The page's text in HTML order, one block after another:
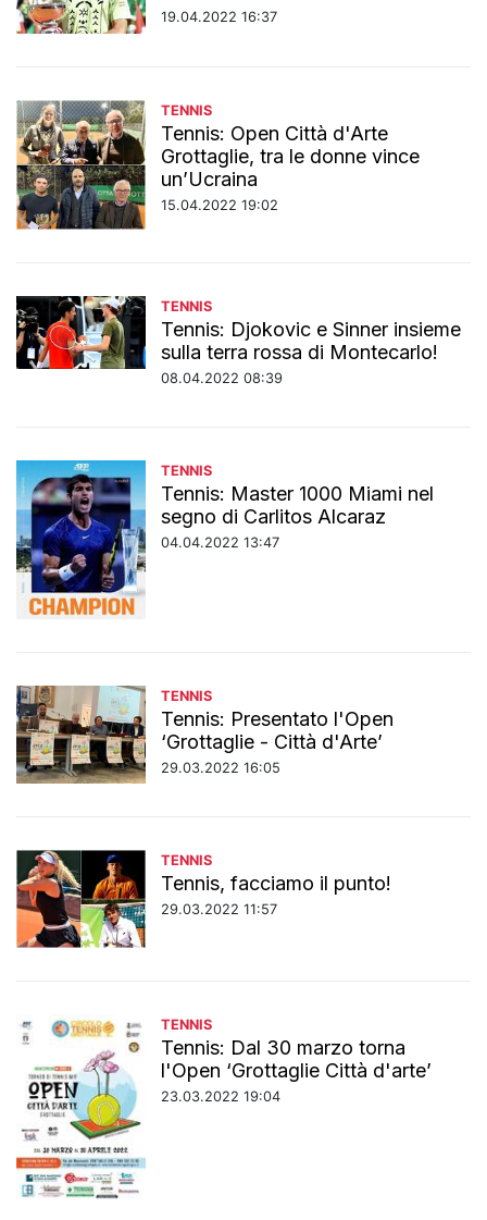
19.04.2022 16:37
TENNIS
Tennis: Open Città d'Arte
Grottaglie, tra le donne vince
un’Ucraina
15.04.2022 19:02
TENNIS
Tennis: Djokovic e Sinner insieme
sulla terra rossa di Montecarlo!
08.04.2022 08:39
TENNIS
Tennis: Master 1000 Miami nel
segno di Carlitos Alcaraz
04.04.2022 13:47
TENNIS
Tennis: Presentato l'Open
‘Grottaglie - Città d'Arte’
29.03.2022 16:05
TENNIS
Tennis, facciamo il punto!
29.03.2022 11:57
TENNIS
Tennis: Dal 30 marzo torna
l'Open ‘Grottaglie Città d'arte’
23.03.2022 19:04